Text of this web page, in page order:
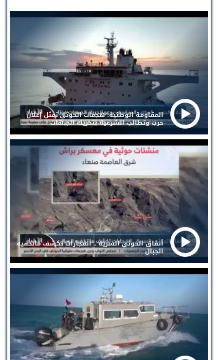
المقاومة الوطنية: هجمات الحوثي تمثل إعلان
حرب وتطالب الشرعية بتحريك الجبهات
أنفاق الحوثي السرية .. انفجارات تكشف ماتخفيه
الجبال